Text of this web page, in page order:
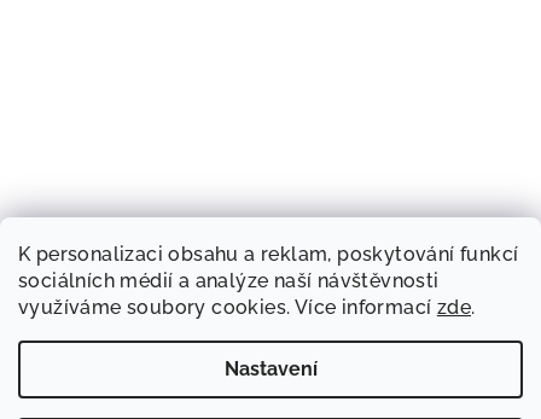
K personalizaci obsahu a reklam, poskytování funkcí
sociálních médií a analýze naší návštěvnosti
využíváme soubory cookies. Více informací zde.
Nastavení